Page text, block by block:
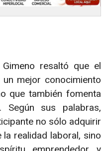
resaltó que el
mejor conocimiento
que también fomenta
Según sus palabras,
no sólo adquirir
realidad laboral, sino